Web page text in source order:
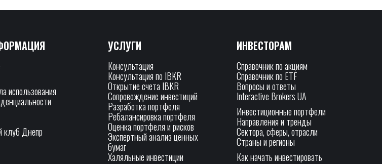
использования
клуб Днепр
УСЛУГИ
Консультация
Консультация по IBKR
Открытие счета IBKR
Сопровождение инвестиций
Разработка портфеля
Ребалансировка портфеля
Оценка портфеля и рисков
Экспертный анализ ценных
бумаг
Халяльные инвестиции
ИНВЕСТОРАМ
Справочник по акциям
Справочник по ETF
Вопросы и ответы
Interactive Brokers UA
Инвестиционные портфели
Направления и тренды
Сектора, сферы, отрасли
Страны и регионы
Как начать инвестировать